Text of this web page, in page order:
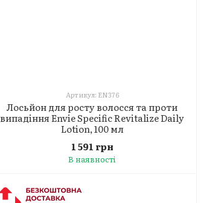
Артикул: EN376
Лосьйон для росту волосся та проти
випадіння Envie Specific Revitalize Daily
Lotion, 100 мл
1 591 грн
В наявності